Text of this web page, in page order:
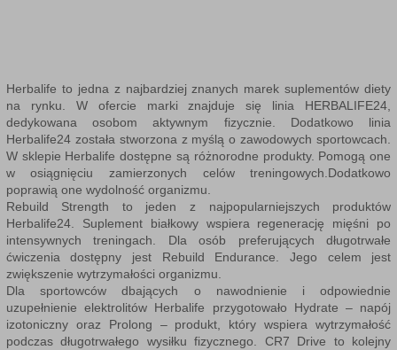
Herbalife to jedna z najbardziej znanych marek suplementów diety
na rynku. W ofercie marki znajduje się linia HERBALIFE24,
dedykowana osobom aktywnym fizycznie. Dodatkowo linia
Herbalife24 została stworzona z myślą o zawodowych sportowcach.
W sklepie Herbalife dostępne są różnorodne produkty. Pomogą one
w osiągnięciu zamierzonych celów treningowych.Dodatkowo
poprawią one wydolność organizmu.
Rebuild Strength to jeden z najpopularniejszych produktów
Herbalife24. Suplement białkowy wspiera regenerację mięśni po
intensywnych treningach. Dla osób preferujących długotrwałe
ćwiczenia dostępny jest Rebuild Endurance. Jego celem jest
zwiększenie wytrzymałości organizmu.
Dla sportowców dbających o nawodnienie i odpowiednie
uzupełnienie elektrolitów Herbalife przygotowało Hydrate – napój
izotoniczny oraz Prolong – produkt, który wspiera wytrzymałość
podczas długotrwałego wysiłku fizycznego. CR7 Drive to kolejny